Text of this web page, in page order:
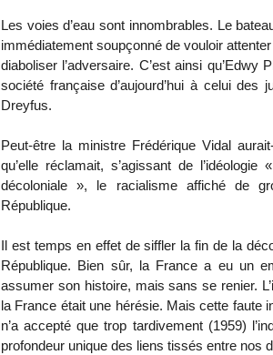
Les voies d’eau sont innombrables. Le
immédiatement soupçonné de vouloir
diaboliser l’adversaire. C’est ainsi
société française d’aujourd’hui à celui
Dreyfus.
Peut-être la ministre Frédérique Vidal
qu’elle réclamait, s’agissant de
décoloniale », le racialisme affiché de
République.
Il est temps en effet de siffler la fin de la
République. Bien sûr, la France a eu un
assumer son histoire, mais sans se renier.
la France était une hérésie. Mais cette faute
n’a accepté que trop tardivement (1959)
profondeur unique des liens tissés entre nos